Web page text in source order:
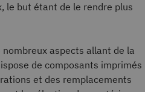
le but étant de le rendre plus
aspects allant de la
de composants imprimés
et des remplacements